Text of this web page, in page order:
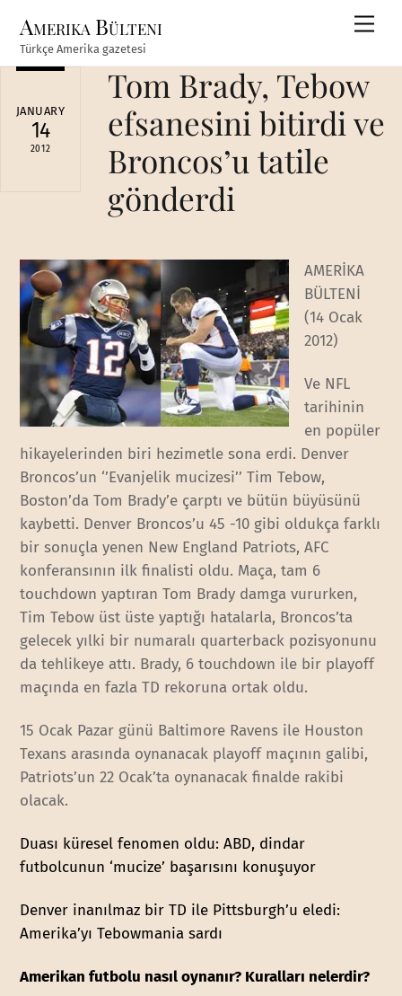
content
Amerika Bülteni
Türkçe Amerika gazetesi
JANUARY
14
2012
Tom Brady, Tebow
efsanesini bitirdi ve
Broncos’u tatile
gönderdi
AMERİKA
BÜLTENİ
(14 Ocak
2012)
Ve NFL
tarihinin
en popüler
hikayelerinden biri hezimetle sona erdi. Denver
Broncos’un ‘’Evanjelik mucizesi’’ Tim Tebow,
Boston’da Tom Brady’e çarptı ve bütün büyüsünü
kaybetti. Denver Broncos’u 45 -10 gibi oldukça farklı
bir sonuçla yenen New England Patriots, AFC
konferansının ilk finalisti oldu. Maça, tam 6
touchdown yaptıran Tom Brady damga vururken,
Tim Tebow üst üste yaptığı hatalarla, Broncos’ta
gelecek yılki bir numaralı quarterback pozisyonunu
da tehlikeye attı. Brady, 6 touchdown ile bir playoff
maçında en fazla TD rekoruna ortak oldu.
15 Ocak Pazar günü Baltimore Ravens ile Houston
Texans arasında oynanacak playoff maçının galibi,
Patriots’un 22 Ocak’ta oynanacak finalde rakibi
olacak.
Duası küresel fenomen oldu: ABD, dindar
futbolcunun ‘mucize’ başarısını konuşuyor
Denver inanılmaz bir TD ile Pittsburgh’u eledi:
Amerika’yı Tebowmania sardı
Amerikan futbolu nasıl oynanır? Kuralları nelerdir?